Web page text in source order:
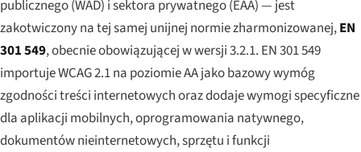
publicznego (WAD) i sektora prywatnego (EAA) — jest
zakotwiczony na tej samej unijnej normie zharmonizowanej,EN
301 549, obecnie obowiązującej w wersji 3.2.1. EN 301 549
importuje WCAG 2.1 na poziomie AA jako bazowy wymóg
zgodności treści internetowych oraz dodaje wymogi specyficzne
dla aplikacji mobilnych, oprogramowania natywnego,
dokumentów nieinternetowych, sprzętu i funkcji